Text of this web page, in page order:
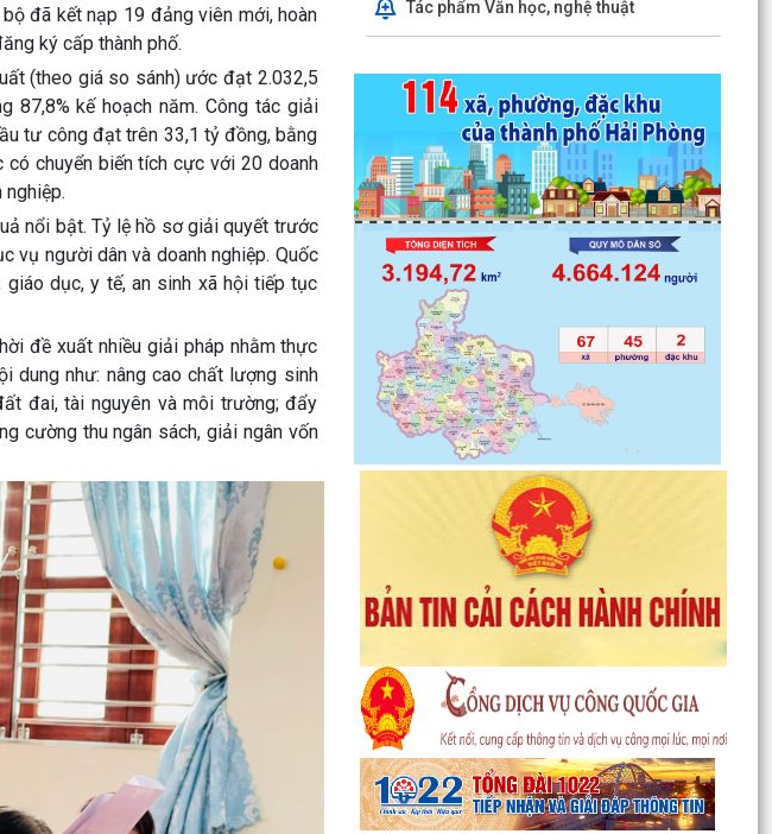
đã kết nạp 19 đảng viên mới, hoàn
ký cấp thành phố.
(theo giá so sánh) ước đạt 2.032,5
87,8% kế hoạch năm. Công tác giải
tư công đạt trên 33,1 tỷ đồng, bằng
có chuyển biến tích cực với 20 doanh
nổi bật. Tỷ lệ hồ sơ giải quyết trước
vụ người dân và doanh nghiệp. Quốc
dục, y tế, an sinh xã hội tiếp tục
đề xuất nhiều giải pháp nhằm thực
dung như: nâng cao chất lượng sinh
đai, tài nguyên và môi trường; đẩy
cường thu ngân sách, giải ngân vốn
Tác phẩm Văn học, nghệ thuật